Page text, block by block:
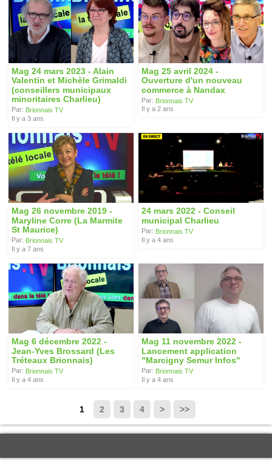
Mag 24 mars 2023 - Alain
Valentin et Michèle Grimaldi
(conseillers municipaux
minoritaires Charlieu)
Par: Brionnais TV
Il y a 3 ans
Mag 25 avril 2024 -
Ouverture d'un nouveau
commerce à Nandax
Par: Brionnais TV
Il y a 2 ans
Mag 26 novembre 2019 -
Maryline Corre (La Marmite
St Maurice)
Par: Brionnais TV
Il y a 7 ans
24 mars 2022 - Conseil
municipal Charlieu
Par: Brionnais TV
Il y a 4 ans
Mag 6 décembre 2022 -
Jean-Yves Brossard (Les
Tréteaux Brionnais)
Par: Brionnais TV
Il y a 4 ans
Mag 11 novembre 2022 -
Lancement application
"Marcigny Semur Infos"
Par: Brionnais TV
Il y a 4 ans
1 2 3 4 > >>